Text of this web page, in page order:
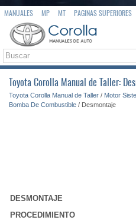
MANUALES MP MT PAGINAS SUPERIORES
Toyota Corolla Manual de Taller:
Toyota Corolla Manual de Taller / Motor
Bomba De Combustible / Desmontaje
DESMONTAJE
PROCEDIMIENTO